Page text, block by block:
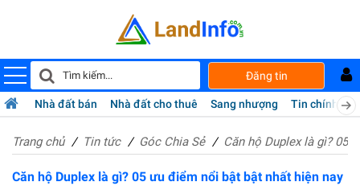
Đăng tin
Nhà đất bán Nhà đất cho thuê Sang nhượng Tin chính chủ
Trang chủ Tin tức Góc Chia Sẻ Căn hộ Duplex là gì? 05
Căn hộ Duplex là gì? 05 ưu điểm nổi bật bật nhất hiện nay